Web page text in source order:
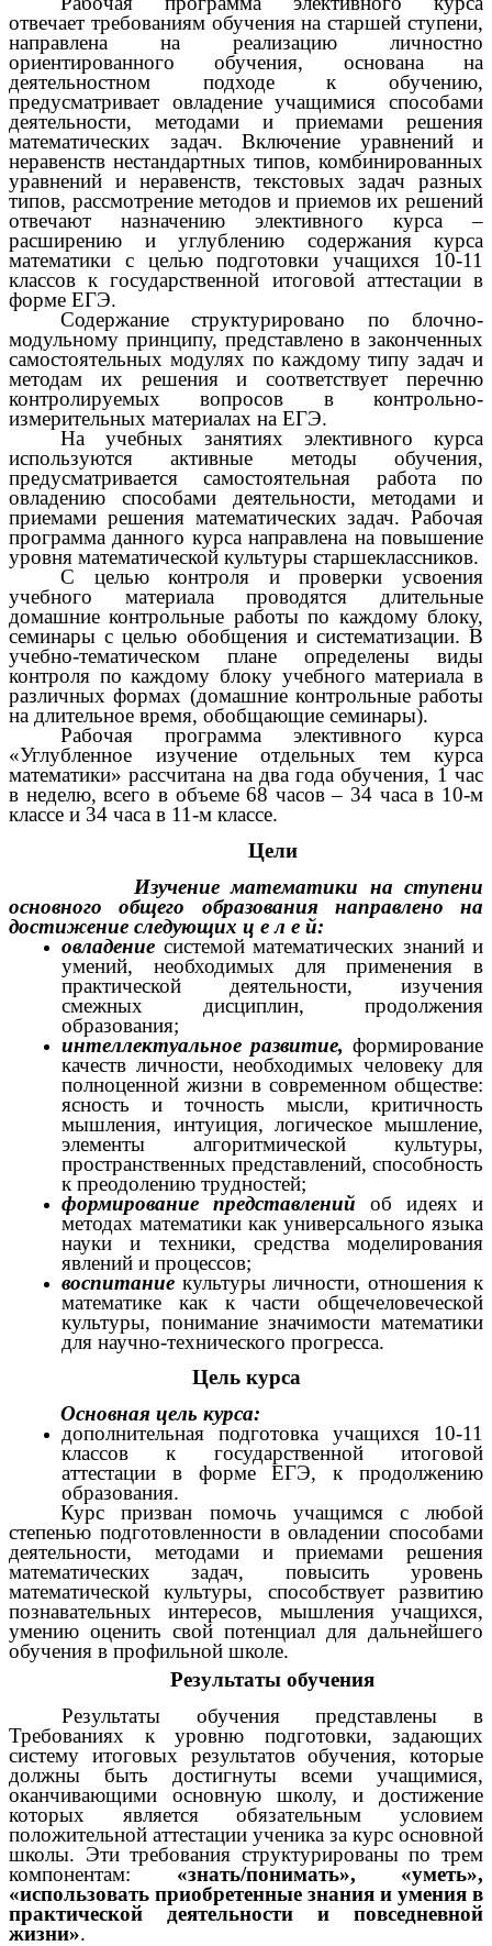
отвечает требованиям обучения на старшей ступени,
направлена на реализацию личностно
ориентированного обучения, основана на
деятельностном подходе к обучению,
предусматривает овладение учащимися способами
деятельности, методами и приемами решения
математических задач. Включение уравнений и
неравенств нестандартных типов, комбинированных
уравнений и неравенств, текстовых задач разных
типов, рассмотрение методов и приемов их решений
отвечают назначению элективного курса –
расширению и углублению содержания курса
математики с целью подготовки учащихся 10-11
классов к государственной итоговой аттестации в
форме ЕГЭ.
Содержание структурировано по блочно-
модульному принципу, представлено в законченных
самостоятельных модулях по каждому типу задач и
методам их решения и соответствует перечню
контролируемых вопросов в контрольно-
измерительных материалах на ЕГЭ.
На учебных занятиях элективного курса
используются активные методы обучения,
предусматривается самостоятельная работа по
овладению способами деятельности, методами и
приемами решения математических задач. Рабочая
программа данного курса направлена на повышение
уровня математической культуры старшеклассников.
С целью контроля и проверки усвоения
учебного материала проводятся длительные
домашние контрольные работы по каждому блоку,
семинары с целью обобщения и систематизации. В
учебно-тематическом плане определены виды
контроля по каждому блоку учебного материала в
различных формах (домашние контрольные работы
на длительное время, обобщающие семинары).
Рабочая программа элективного курса
«Углубленное изучение отдельных тем курса
математики» рассчитана на два года обучения, 1 час
в неделю, всего в объеме 68 часов – 34 часа в 10-м
классе и 34 часа в 11-м классе.
Цели
Изучение математики на ступени
основного общего образования направлено на
достижение следующих ц е л е й:
овладение системой математических знаний и
умений, необходимых для применения в
практической деятельности, изучения
смежных дисциплин, продолжения
образования;
интеллектуальное развитие, формирование
качеств личности, необходимых человеку для
полноценной жизни в современном обществе:
ясность и точность мысли, критичность
мышления, интуиция, логическое мышление,
элементы алгоритмической культуры,
пространственных представлений, способность
к преодолению трудностей;
формирование представлений об идеях и
методах математики как универсального языка
науки и техники, средства моделирования
явлений и процессов;
воспитание культуры личности, отношения к
математике как к части общечеловеческой
культуры, понимание значимости математики
для научно-технического прогресса.
Цель курса
Основная цель курса:
дополнительная подготовка учащихся 10-11
классов к государственной итоговой
аттестации в форме ЕГЭ, к продолжению
образования.
Курс призван помочь учащимся с любой
степенью подготовленности в овладении способами
деятельности, методами и приемами решения
математических задач, повысить уровень
математической культуры, способствует развитию
познавательных интересов, мышления учащихся,
умению оценить свой потенциал для дальнейшего
обучения в профильной школе.
Результаты обучения
Результаты обучения представлены в
Требованиях к уровню подготовки, задающих
систему итоговых результатов обучения, которые
должны быть достигнуты всеми учащимися,
оканчивающими основную школу, и достижение
которых является обязательным условием
положительной аттестации ученика за курс основной
школы. Эти требования структурированы по трем
компонентам: «знать/понимать», «уметь»,
«использовать приобретенные знания и умения в
практической деятельности и повседневной
жизни».